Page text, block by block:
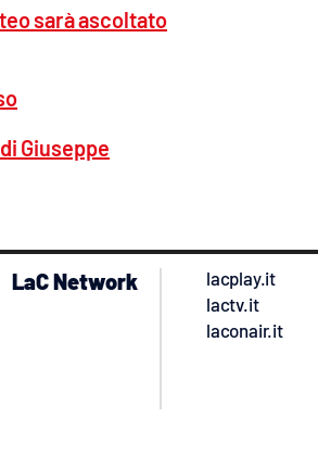
sarà ascoltato
Giuseppe
LaC Network
lacplay.it
lactv.it
laconair.it